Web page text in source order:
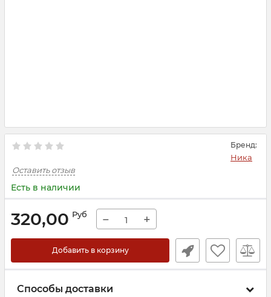
Бренд:
Ника
Оставить отзыв
Есть в наличии
320,00 Руб − +
Добавить в корзину
Способы доставки